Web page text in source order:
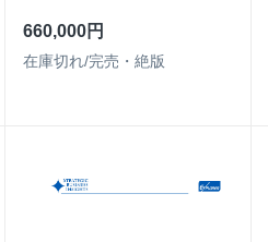
660,000円
在庫切れ/完売・絶版